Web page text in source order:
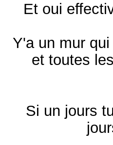
Et oui
Y'a un mur
et toutes
Si un jours